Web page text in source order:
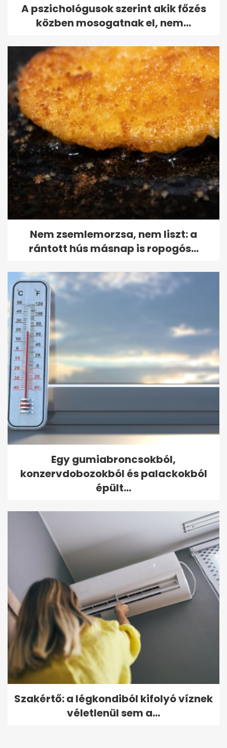
A pszichológusok szerint akik főzés
közben mosogatnak el, nem...
Nem zsemlemorzsa, nem liszt: a
rántott hús másnap is ropogós...
Egy gumiabroncsokból,
konzervdobozokból és palackokból
épült...
Szakértő: a légkondiból kifolyó víznek
véletlenül sem a...